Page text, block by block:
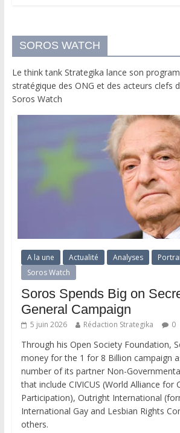
SOROS WATCH
Le think tank Strategika lance son
stratégique des ONG et des acteurs clefs
Soros Watch
A la une Actualité Analyses
Soros Watch
Soros Spends Big on
General Campaign
5 juin 2026 Rédaction Strategika 0
Through his Open Society Foundation,
money for the 1 for 8 Billion campaign
number of its partner Non-
that include CIVICUS (World Alliance for
Participation), Outright International
International Gay and Lesbian Rights
others.